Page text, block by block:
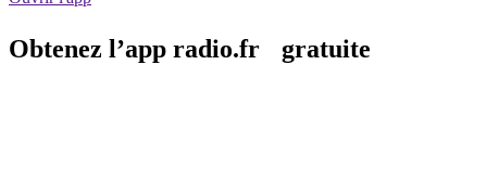
Obtenez l’app radio.fr gratuite